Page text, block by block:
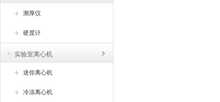
测厚仪
硬度计
实验室离心机
迷你离心机
冷冻离心机